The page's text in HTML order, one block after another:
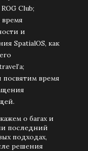
Club;
и
SpatialOS, как
время
о багах и
последний
подходах,
решения